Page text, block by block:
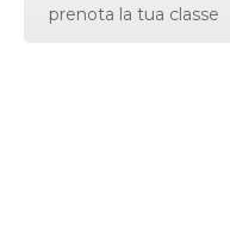
prenota la tua classe